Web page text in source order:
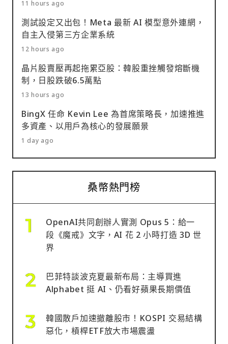
11 hours ago
測試設定又出包！Meta 最新 AI 模型意外連網，
自主入侵第三方企業系統
12 hours ago
晶片股賣壓再起拖累亞股：韓股重挫觸發熔斷機
制，日股跌破6.5萬點
13 hours ago
BingX 任命 Kevin Lee 為首席策略長，加速推進
多資產、以用戶為核心的發展願景
1 day ago
桑幣熱門榜
OpenAI共同創辦人實測 Opus 5：給一
段《魔戒》文字，AI 花 2 小時打造 3D 世
界
巴菲特談波克夏最新布局：主導買進
Alphabet 挺 AI、仍看好蘋果長期價值
韓國散戶加速撤離股市！KOSPI 交易結構
惡化，槓桿ETF放大市場震盪